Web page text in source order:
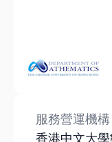
服務營運機構
香港中文大